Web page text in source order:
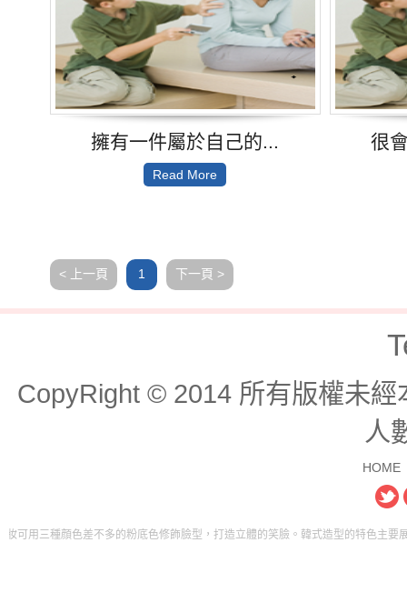
擁有一件屬於自己的...
Read More
很
< 上一頁 1 下一頁 >
CopyRight © 2014 所有版權未
人
HOME
差不多的粉底色修飾臉型，打造立體的笑臉。韓式造型的特色主要展現在頭